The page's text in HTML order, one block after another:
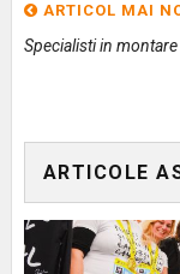
ARTICOL MAI
Specialisti in
ARTICOLE